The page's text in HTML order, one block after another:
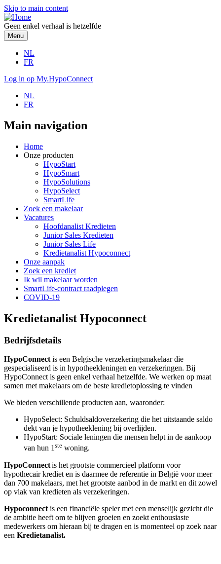
Skip to main content
Geen enkel verhaal is hetzelfde
Menu
NL
FR
Log in op My.HypoConnect
NL
FR
Main navigation
Home
Onze producten
HypoStart
HypoSmart
HypoSolutions
HypoSelect
SmartLife
Zoek een makelaar
Vacatures
Hoofdanalist Kredieten
Junior Sales Kredieten
Junior Sales Life
Kredietanalist Hypoconnect
Onze aanpak
Zoek een krediet
Ik wil makelaar worden
SmartLife-contract raadplegen
COVID-19
Kredietanalist Hypoconnect
Bedrijfsdetails
HypoConnect is een Belgische verzekeringsmakelaar die
gespecialiseerd is in hypotheekleningen en verzekeringen. Bij
HypoConnect is geen enkel verhaal hetzelfde. We werken op maat
samen met makelaars om de beste kredietoplossing te vinden
We bieden verschillende producten aan, waaronder:
HypoSelect: Schuldsaldoverzekering die het uitstaande saldo
dekt van je hypotheeklening bij overlijden.
HypoStart: Sociale leningen die mensen helpt in de aankoop
van hun 1ste woning.
HypoConnectis het grootste commercieel platform voor
hypothecair krediet en is daarmee de referentie in België voor meer
dan 700 makelaars, met het grootste aanbod in de markt en dit zowel
op vlak van kredieten als verzekeringen.
Hypoconnect is een financiële speler met een menselijk gezicht die
de ambitie heeft om te blijven groeien en zoekt enthousiaste
medewerkers om hieraan bij te dragen en is momenteel op zoek naar
een Kredietanalist.